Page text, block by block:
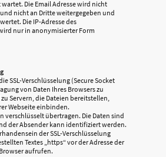
Die Email Adresse wird nicht
nicht an Dritte weitergegeben und
Die IP-Adresse des
nur in anonymisierter Form
SSL-Verschlüsselung (Secure Socket
von Daten Ihres Browsers zu
Servern, die Dateien bereitstellen,
Webseite einbinden.
verschlüsselt übertragen. Die Daten sind
der Absender kann identifiziert werden.
der SSL-Verschlüsselung
Textes „https“ vor der Adresse der
aufrufen.